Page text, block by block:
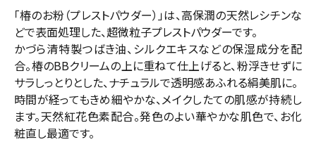
「椿のお粉（プレストパウダー）」は、高保潤の天然レシチンな
どで表面処理した、超微粒子プレストパウダーです。
かづら清特製つばき油、シルクエキスなどの保湿成分を配
合。椿のBBクリームの上に重ねて仕上げると、粉浮きせずに
サラしっとりとした、ナチュラルで透明感あふれる絹美肌に。
時間が経ってもきめ細やかな、メイクしたての肌感が持続し
ます。天然紅花色素配合。発色のよい華やかな肌色で、お化
粧直し最適です。